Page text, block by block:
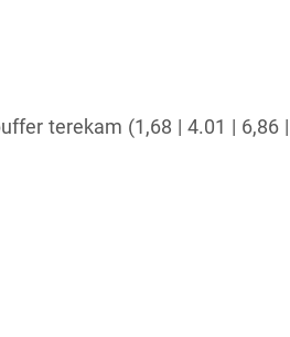
terekam (1,68 | 4.01 | 6,86 |